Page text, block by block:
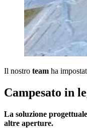
Il nostro team ha
Campesato in
La soluzione
altre aperture.